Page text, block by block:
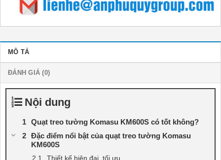
MÔ TẢ
ĐÁNH GIÁ (0)
Nội dung
Quạt treo tường Komasu KM600S có tốt không?
Đặc điểm nổi bật của quạt treo tường Komasu
KM600S
Thiết kế hiện đại, tối ưu